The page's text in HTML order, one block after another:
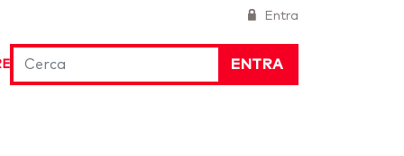
Entra
ENTRA